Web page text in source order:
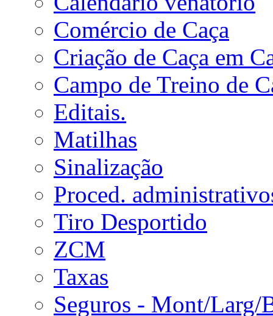
Comércio de Caça
Criação de Caça em
Campo de Treino de
Editais.
Matilhas
Sinalização
Proced.
Tiro Desportido
ZCM
Taxas
Seguros - Mont/Larg/